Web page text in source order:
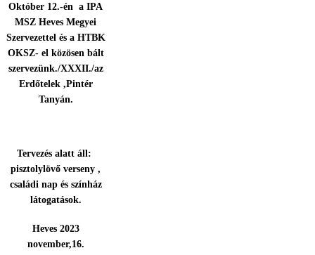
Október 12.-én a IPA
MSZ Heves Megyei
Szervezettel és a HTBK
OKSZ- el közösen bált
szervezünk./XXXII./az
Erdőtelek ,Pintér
Tanyán.
Tervezés alatt áll:
pisztolylövő verseny ,
családi nap és színház
látogatások.
Heves 2023
november,16.